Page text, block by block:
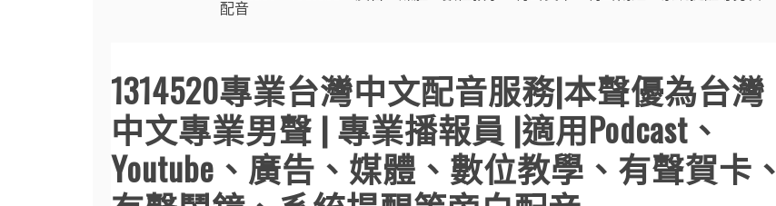
配音
1314520專業台灣中文配音服務|本聲優為台灣
中文專業男聲 | 專業播報員 |適用Podcast、
Youtube、廣告、媒體、數位教學、有聲賀卡、